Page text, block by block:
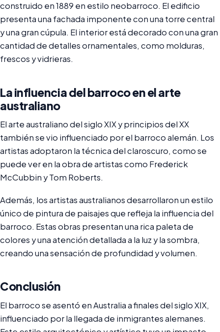
construido en 1889 en estilo neobarroco. El edificio
presenta una fachada imponente con una torre central
y una gran cúpula. El interior está decorado con una gran
cantidad de detalles ornamentales, como molduras,
frescos y vidrieras.
La influencia del barroco en el arte
australiano
El arte australiano del siglo XIX y principios del XX
también se vio influenciado por el barroco alemán. Los
artistas adoptaron la técnica del claroscuro, como se
puede ver en la obra de artistas como Frederick
McCubbin y Tom Roberts.
Además, los artistas australianos desarrollaron un estilo
único de pintura de paisajes que refleja la influencia del
barroco. Estas obras presentan una rica paleta de
colores y una atención detallada a la luz y la sombra,
creando una sensación de profundidad y volumen.
Conclusión
El barroco se asentó en Australia a finales del siglo XIX,
influenciado por la llegada de inmigrantes alemanes.